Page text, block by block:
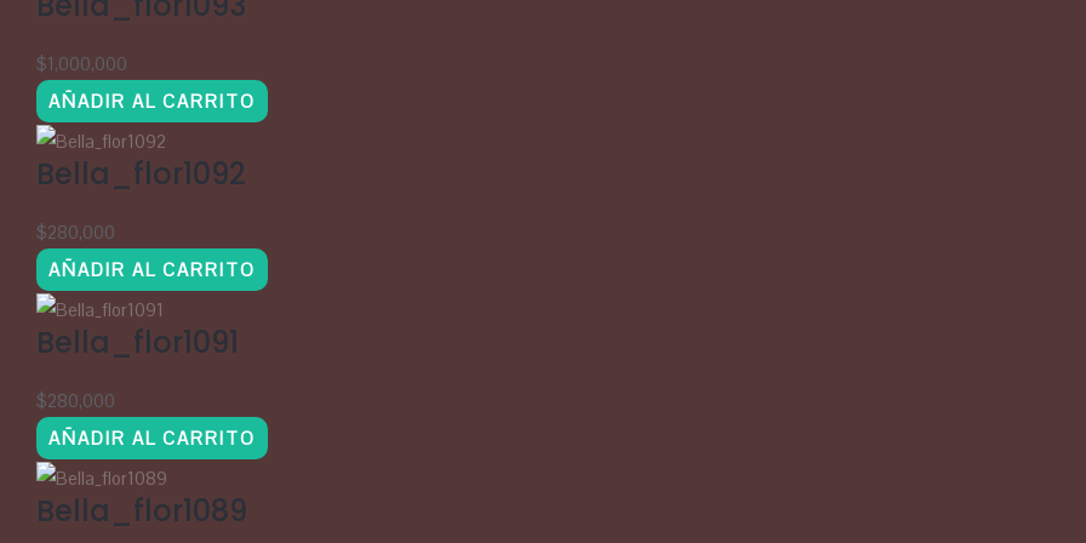
$1,000,000
AÑADIR AL CARRITO
Bella_flor1092
$280,000
AÑADIR AL CARRITO
Bella_flor1091
$280,000
AÑADIR AL CARRITO
Bella_flor1089